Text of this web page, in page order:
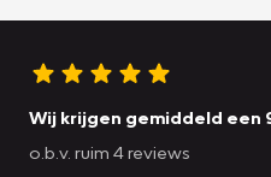
Wij krijgen gemiddeld een
o.b.v. ruim 4 reviews